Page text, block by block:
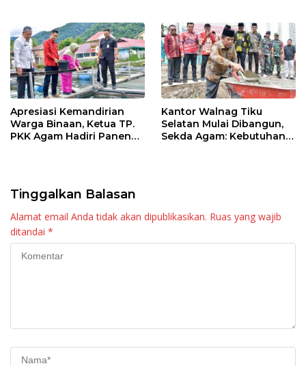
Apresiasi Kemandirian
Warga Binaan, Ketua TP.
PKK Agam Hadiri Panen
Kantor Walnag Tiku
Selatan Mulai Dibangun,
Sekda Agam: Kebutuhan
Tinggalkan Balasan
Alamat email Anda tidak akan dipublikasikan. Ruas yang wajib
ditandai *